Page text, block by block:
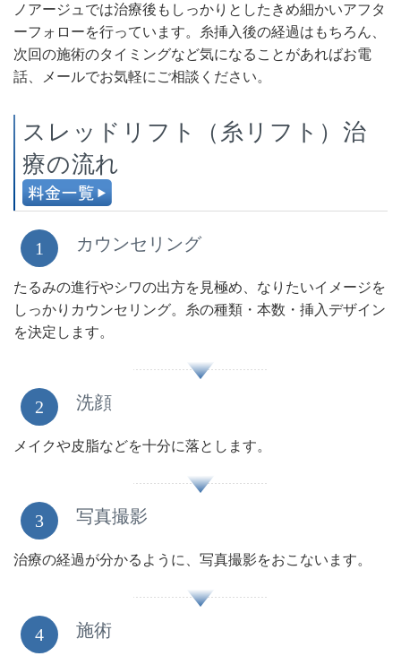
ノアージュでは治療後もしっかりとしたきめ細かいアフタ
ーフォローを行っています。糸挿入後の経過はもちろん、
次回の施術のタイミングなど気になることがあればお電
話、メールでお気軽にご相談ください。
スレッドリフト（糸リフト）治
療の流れ
1 カウンセリング
たるみの進行やシワの出方を見極め、なりたいイメージを
しっかりカウンセリング。糸の種類・本数・挿入デザイン
を決定します。
2 洗顔
メイクや皮脂などを十分に落とします。
3 写真撮影
治療の経過が分かるように、写真撮影をおこないます。
4 施術